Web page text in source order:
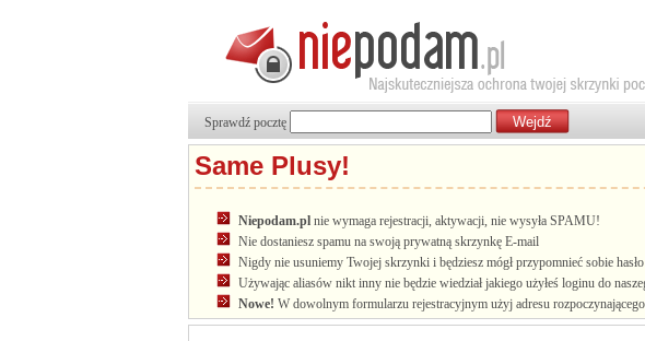
Sprawdź pocztę
Same Plusy!
Niepodam.pl nie wymaga rejestracji, aktywacji, nie wysyła SPAMU!
Nie dostaniesz spamu na swoją prywatną skrzynkę E-mail
Nigdy nie usuniemy Twojej skrzynki i będziesz mógł przypomnieć sobie
Używając aliasów nikt inny nie będzie wiedział jakiego użyłeś loginu do
Nowe! W dowolnym formularzu rejestracyjnym użyj adresu